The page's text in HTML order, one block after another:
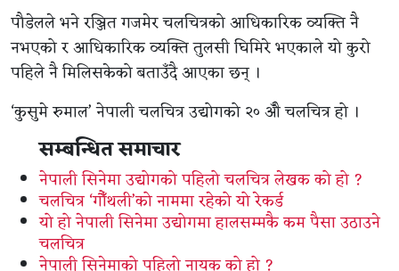
पौडेलले भने रञ्जित गजमेर चलचित्रको आधिकारिक व्यक्ति नै
नभएको र आधिकारिक व्यक्ति तुलसी घिमिरे भएकाले यो कुरो
पहिले नै मिलिसकेको बताउँदै आएका छन् ।
‘कुसुमे रुमाल’ नेपाली चलचित्र उद्योगको २० औँ चलचित्र हो ।
सम्बन्धित समाचार
नेपाली सिनेमा उद्योगको पहिलो चलचित्र लेखक को हो ?
चलचित्र ‘गौँथली’को नाममा रहेको यो रेकर्ड
यो हो नेपाली सिनेमा उद्योगमा हालसम्मकै कम पैसा उठाउने
चलचित्र